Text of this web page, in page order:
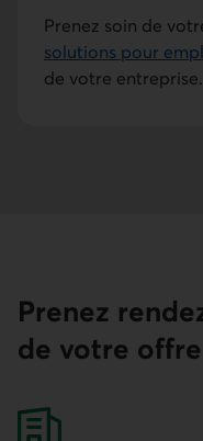
Prenez soin de
solutions pour
de votre entreprise.
Prenez
de votre offre